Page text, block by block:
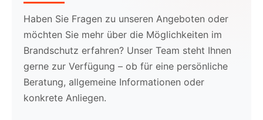
Haben Sie Fragen zu unseren Angeboten oder
möchten Sie mehr über die Möglichkeiten im
Brandschutz erfahren? Unser Team steht Ihnen
gerne zur Verfügung – ob für eine persönliche
Beratung, allgemeine Informationen oder
konkrete Anliegen.